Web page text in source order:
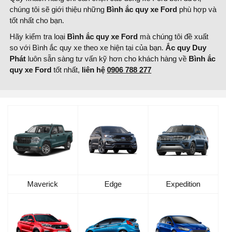
chúng tôi sẽ giới thiệu những Bình ắc quy xe Ford phù hợp và
tốt nhất cho bạn.
Hãy kiểm tra loại Bình ắc quy xe Ford mà chúng tôi đề xuất
so với Bình ắc quy xe theo xe hiện tại của bạn. Ắc quy Duy
Phát luôn sẵn sàng tư vấn kỹ hơn cho khách hàng về Bình ắc
quy xe Ford tốt nhất, liên hệ 0906 788 277
Maverick Edge Expedition